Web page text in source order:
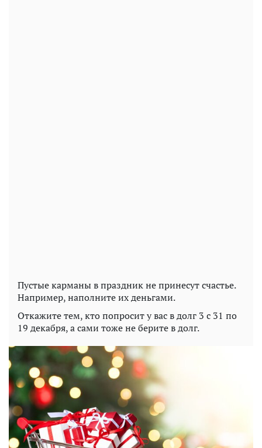
Пустые карманы в праздник не принесут счастье.
Например, наполните их деньгами.
Откажите тем, кто попросит у вас в долг 3 с 31 по
19 декабря, а сами тоже не берите в долг.